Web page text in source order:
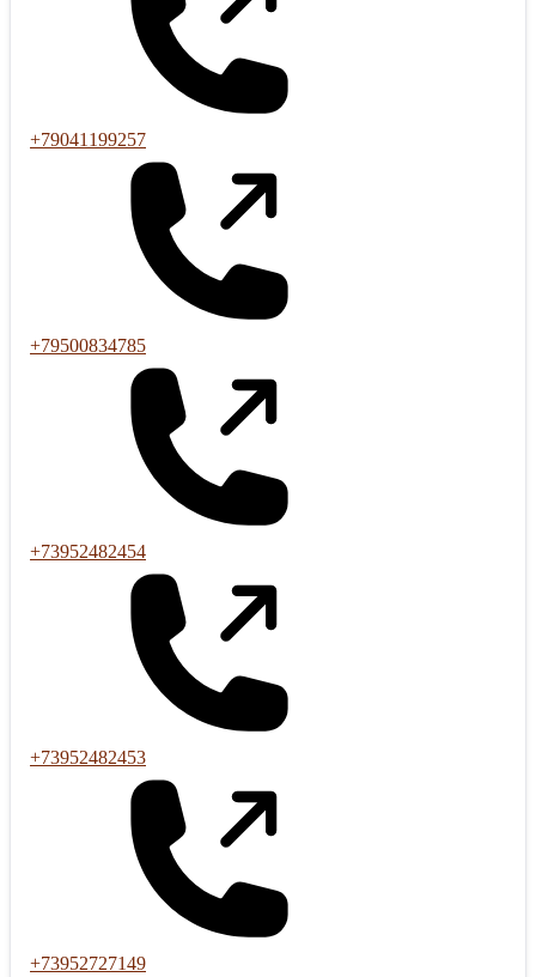
+79041199257
+79500834785
+73952482454
+73952482453
+73952727149